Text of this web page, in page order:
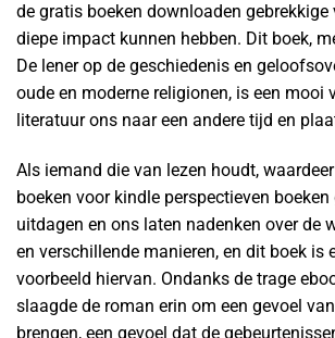
de gratis boeken downloaden gebrekkige
diepe impact kunnen hebben. Dit boek,
De lener op de geschiedenis en
oude en moderne religionen, is een mooi
literatuur ons naar een andere tijd en
Als iemand die van lezen houdt,
boeken voor kindle perspectieven
uitdagen en ons laten nadenken over de
en verschillende manieren, en dit boek is
voorbeeld hiervan. Ondanks de trage
slaagde de roman erin om een gevoel
brengen, een gevoel dat de